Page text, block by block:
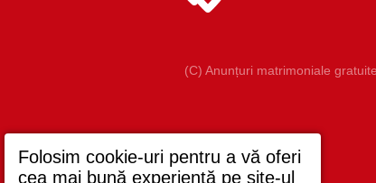
(C) Anunțuri matrimoniale
Folosim cookie-uri pentru a vă oferi
cea mai bună experiență pe site-ul